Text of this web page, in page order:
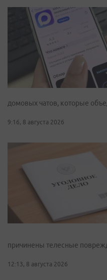
домовых чатов, которые
9:16, 8 августа 2026
причинены телесные
12:13, 8 августа 2026